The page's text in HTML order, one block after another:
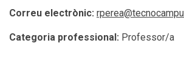
Correu electrònic:
Categoria professional: Professor/a